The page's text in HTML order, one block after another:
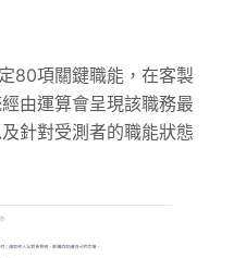
80項關鍵職能，在客製
由運算會呈現該職務最
針對受測者的職能狀態